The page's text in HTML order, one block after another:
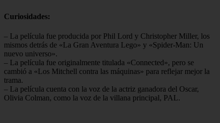
Curiosidades:
– La película fue producida por Phil Lord y Christopher Miller, los
mismos detrás de «La Gran Aventura Lego» y «Spider-Man: Un
nuevo universo».
– La película fue originalmente titulada «Connected», pero se
cambió a «Los Mitchell contra las máquinas» para reflejar mejor la
trama.
– La película cuenta con la voz de la actriz ganadora del Oscar,
Olivia Colman, como la voz de la villana principal, PAL.